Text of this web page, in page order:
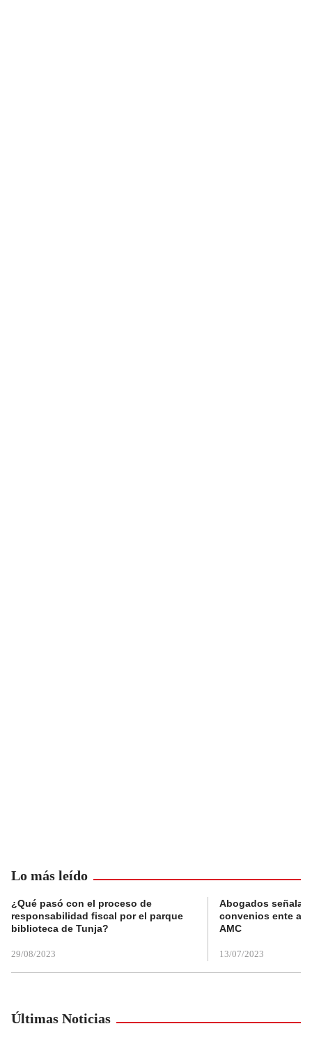
Lo más leído
¿Qué pasó con el proceso de
responsabilidad fiscal por el parque
biblioteca de Tunja?
29/08/2023
Abogados
convenios ente
AMC
13/07/2023
Últimas Noticias